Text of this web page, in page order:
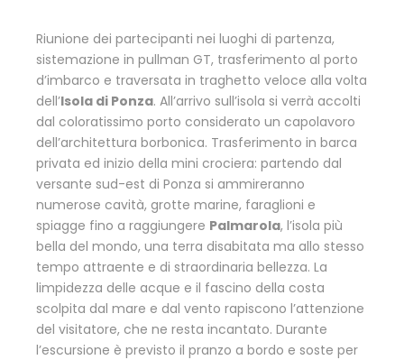
Riunione dei partecipanti nei luoghi di partenza,
sistemazione in pullman GT, trasferimento al porto
d’imbarco e traversata in traghetto veloce alla volta
dell’Isola di Ponza. All’arrivo sull’isola si verrà accolti
dal coloratissimo porto considerato un capolavoro
dell’architettura borbonica. Trasferimento in barca
privata ed inizio della mini crociera: partendo dal
versante sud-est di Ponza si ammireranno
numerose cavità, grotte marine, faraglioni e
spiagge fino a raggiungere Palmarola, l’isola più
bella del mondo, una terra disabitata ma allo stesso
tempo attraente e di straordinaria bellezza. La
limpidezza delle acque e il fascino della costa
scolpita dal mare e dal vento rapiscono l’attenzione
del visitatore, che ne resta incantato. Durante
l’escursione è previsto il pranzo a bordo e soste per